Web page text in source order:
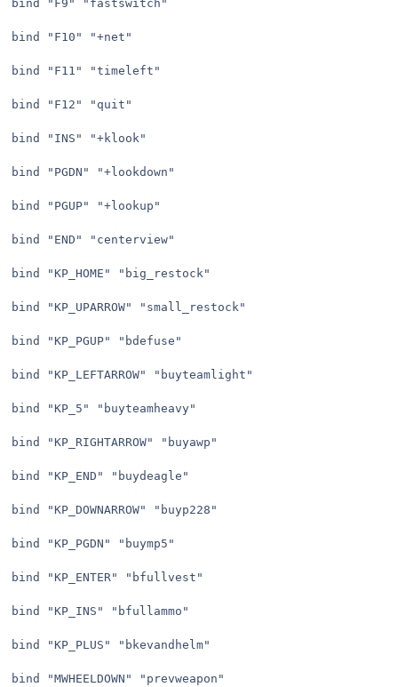
bind "F9" "fastswitch"
bind "F10" "+net"
bind "F11" "timeleft"
bind "F12" "quit"
bind "INS" "+klook"
bind "PGDN" "+lookdown"
bind "PGUP" "+lookup"
bind "END" "centerview"
bind "KP_HOME" "big_restock"
bind "KP_UPARROW" "small_restock"
bind "KP_PGUP" "bdefuse"
bind "KP_LEFTARROW" "buyteamlight"
bind "KP_5" "buyteamheavy"
bind "KP_RIGHTARROW" "buyawp"
bind "KP_END" "buydeagle"
bind "KP_DOWNARROW" "buyp228"
bind "KP_PGDN" "buymp5"
bind "KP_ENTER" "bfullvest"
bind "KP_INS" "bfullammo"
bind "KP_PLUS" "bkevandhelm"
bind "MWHEELDOWN" "prevweapon"